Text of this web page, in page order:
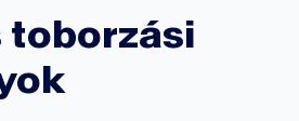
toborzási